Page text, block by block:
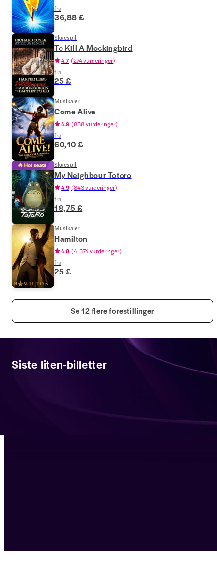
fra
36,88 £
Skuespill
To Kill A Mockingbird
4.7 (274 vurderinger)
fra
25 £
Musikaler
Come Alive
4.9 (838 vurderinger)
fra
60,10 £
Skuespill
My Neighbour Totoro
4.9 (843 vurderinger)
fra
18,75 £
Musikaler
Hamilton
4.8 (4 374 vurderinger)
fra
25 £
Se 12 flere forestillinger
Siste liten-billetter